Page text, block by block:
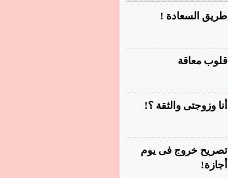
طريق السعادة !
قلوب معاقة
أنا وزوجتى والثقة ؟!
تصريح خروج فى يوم
أجازة!